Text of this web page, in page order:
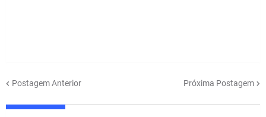
Postagem Anterior Próxima Postagem